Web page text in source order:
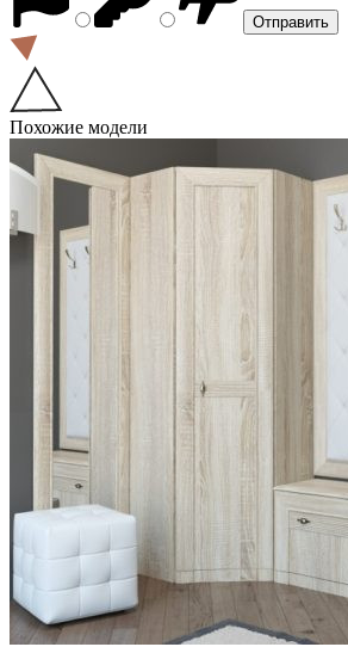
Похожие модели